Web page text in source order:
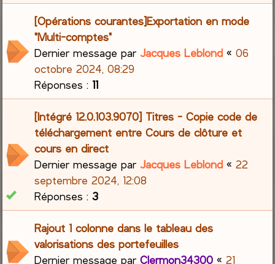
[Opérations courantes]Exportation en mode
"Multi-comptes"
Dernier message parJacques Leblond «06
octobre 2024, 08:29
Réponses :11
[Intégré 12.0.103.9070] Titres - Copie code de
téléchargement entre Cours de clôture et
cours en direct
Dernier message parJacques Leblond «22
septembre 2024, 12:08
Réponses :3
Rajout 1 colonne dans le tableau des
valorisations des portefeuilles
Dernier message parClermon34300 «21